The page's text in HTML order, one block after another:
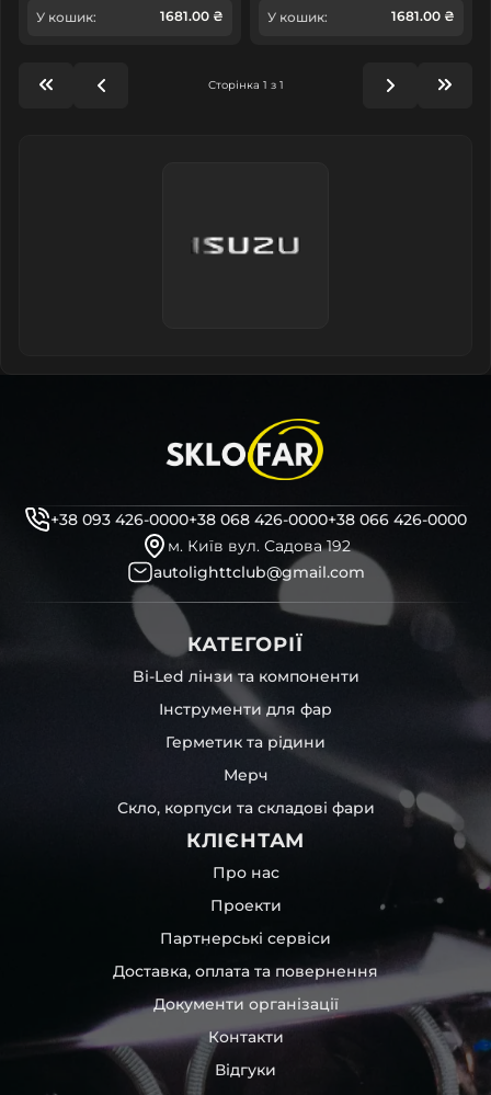
У кошик: 1681.00 ₴ У кошик: 1681.00 ₴
Сторінка 1 з 1
+38 093 426-0000+38 068 426-0000+38 066 426-0000
м. Київ вул. Садова 192
autolighttclub@gmail.com
КАТЕГОРІЇ
Bi-Led лінзи та компоненти
Інструменти для фар
Герметик та рідини
Мерч
Скло, корпуси та складові фари
КЛІЄНТАМ
Про нас
Проекти
Партнерські сервіси
Доставка, оплата та повернення
Документи організації
Контакти
Відгуки